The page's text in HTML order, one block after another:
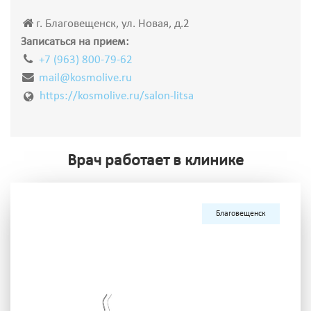
г. Благовещенск, ул. Новая, д.2
Записаться на прием:
+7 (963) 800-79-62
mail@kosmolive.ru
https://kosmolive.ru/salon-litsa
Врач работает в клинике
Благовещенск